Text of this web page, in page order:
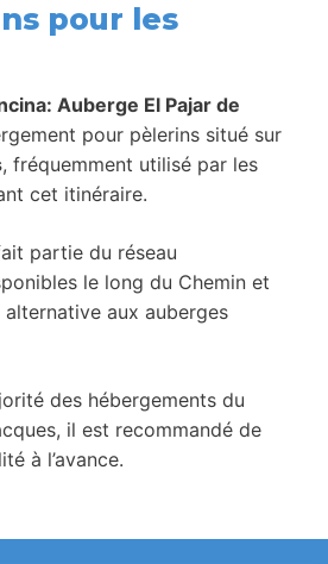
pour les
Auberge El Pajar de
pour pèlerins situé sur
, fréquemment utilisé par les
cet itinéraire.
partie du réseau
le long du Chemin et
aux auberges
des hébergements du
il est recommandé de
à l’avance.